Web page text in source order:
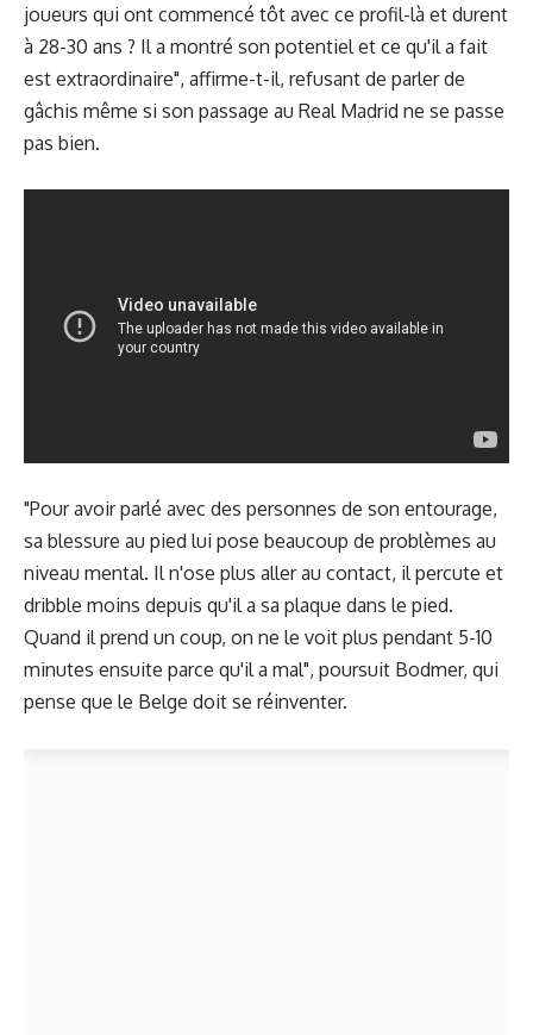
joueurs qui ont commencé tôt avec ce profil-là et durent
à 28-30 ans ? Il a montré son potentiel et ce qu'il a fait
est extraordinaire", affirme-t-il, refusant de parler de
gâchis même si son passage au Real Madrid ne se passe
pas bien.
"Pour avoir parlé avec des personnes de son entourage,
sa blessure au pied lui pose beaucoup de problèmes au
niveau mental. Il n'ose plus aller au contact, il percute et
dribble moins depuis qu'il a sa plaque dans le pied.
Quand il prend un coup, on ne le voit plus pendant 5-10
minutes ensuite parce qu'il a mal", poursuit Bodmer, qui
pense que le Belge doit se réinventer.